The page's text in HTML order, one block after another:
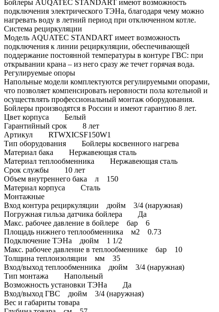
Бойлеры AUQATEC STANDART имеют возможность
подключения электрического ТЭНа, благодаря чему можно
нагревать воду в летний период при отключенном котле.
Система рециркуляции
Модель AQUATEC STANDART имеет возможность
подключения к линии рециркуляции, обеспечивающей
поддержание постоянной температуры в контуре ГВС: при
открывании крана – из него сразу же течет горячая вода.
Регулируемые опоры
Напольные модели комплектуются регулируемыми опорами,
что позволяет компенсировать неровности пола котельной и
осуществлять профессиональный монтаж оборудования.
Бойлеры производятся в России и имеют гарантию 8 лет.
Цвет корпуса Белый
Гарантийный срок 8 лет
Артикул RTWXICSF150W1
Тип оборудования Бойлеры косвенного нагрева
Материал бака Нержавеющая сталь
Материал теплообменника Нержавеющая сталь
Срок службы 10 лет
Объем внутреннего бака л 150
Материал корпуса Сталь
Монтажные
Вход контура рециркуляции дюйм 3/4 (наружная)
Погружная гильза датчика бойлера Да
Макс. рабочее давление в бойлере бар 6
Площадь нижнего теплообменника м2 0.73
Подключение ТЭНа дюйм 1 1/2
Макс. рабочее давление в теплообменнике бар 10
Толщина теплоизоляции мм 35
Вход/выход теплообменника дюйм 3/4 (наружная)
Тип монтажа Напольный
Возможность установки ТЭНа Да
Вход/выход ГВС дюйм 3/4 (наружная)
Вес и габариты товара